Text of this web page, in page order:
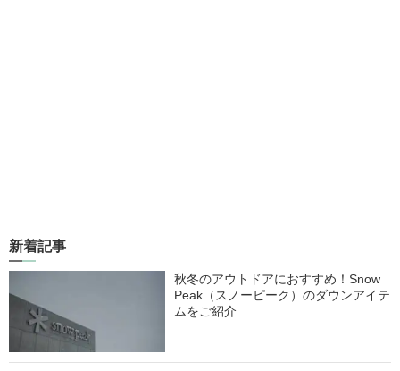
新着記事
秋冬のアウトドアにおすすめ！Snow
Peak（スノーピーク）のダウンアイテ
ムをご紹介